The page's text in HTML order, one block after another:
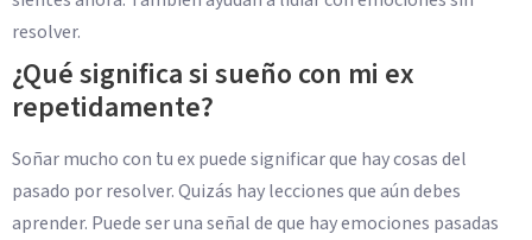
resolver.
¿Qué significa si sueño con mi ex
repetidamente?
Soñar mucho con tu ex puede significar que hay cosas del
pasado por resolver. Quizás hay lecciones que aún debes
aprender. Puede ser una señal de que hay emociones pasadas